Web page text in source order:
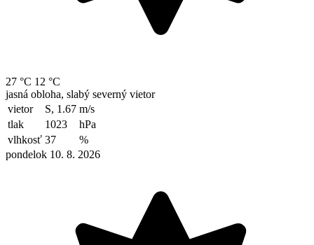
27 °C 12 °C
jasná obloha, slabý severný vietor
vietor
S, 1.67 m/s
tlak
1023
hPa
vlhkosť 37
%
pondelok 10. 8. 2026